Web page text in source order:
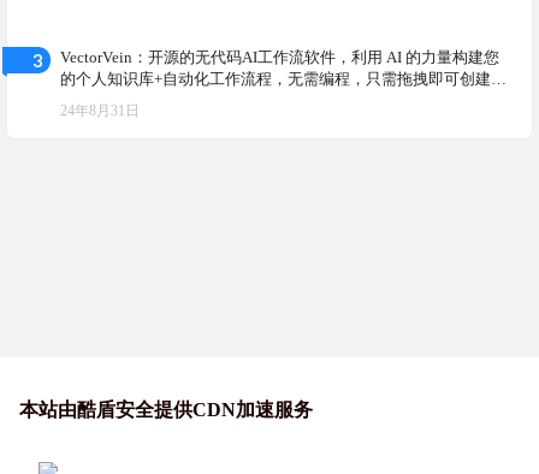
3
VectorVein：开源的无代码AI工作流软件，利用 AI 的力量构建您
的个人知识库+自动化工作流程，无需编程，只需拖拽即可创建强
大的工作流，自动化所有任务
24年8月31日
本站由酷盾安全提供CDN加速服务